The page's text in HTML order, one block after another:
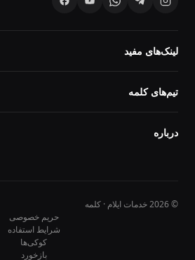
لینک‌های مفید
تیم‌های کلمه
درباره
© 2026 خدمات ایلام · کلمه
حریم خصوصی
شرایط استفاده
کوکی‌ها
بازخورد
10